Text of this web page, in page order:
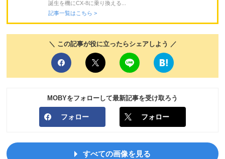
誕生を機にCX-8に乗り換える...
記事一覧はこちら >
＼ この記事が役に立ったらシェアしよう ／
MOBYをフォローして最新記事を受け取ろう
フォロー フォロー
すべての画像を見る